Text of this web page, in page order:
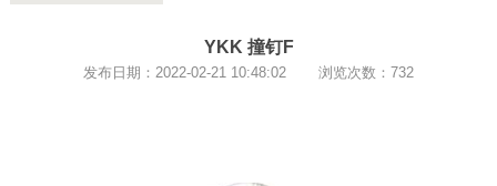
YKK 撞钉F
发布日期：2022-02-21 10:48:02 浏览次数：732